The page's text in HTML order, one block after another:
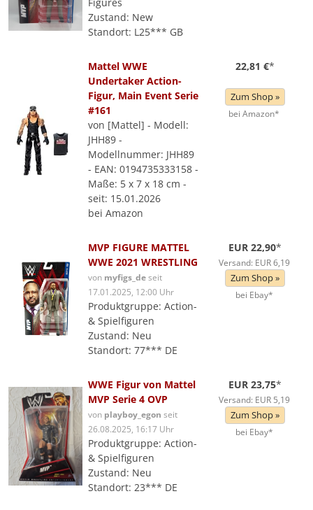
Zustand: New
Standort: L25*** GB
Mattel WWE
Undertaker Action-
Figur, Main Event Serie
#161
von [Mattel] - Modell:
JHH89 -
Modellnummer: JHH89
- EAN: 0194735333158 -
Maße: 5 x 7 x 18 cm -
seit: 15.01.2026
bei Amazon
22,81 €*
Zum Shop »
bei Amazon*
MVP FIGURE MATTEL
WWE 2021 WRESTLING
von myfigs_deseit
17.01.2025, 12:00 Uhr
Produktgruppe: Action-
& Spielfiguren
Zustand: Neu
Standort: 77*** DE
EUR 22,90*
Versand: EUR 6,19
Zum Shop »
bei Ebay*
WWE Figur von Mattel
MVP Serie 4 OVP
von playboy_egon seit
26.08.2025, 16:17 Uhr
Produktgruppe: Action-
& Spielfiguren
Zustand: Neu
Standort: 23*** DE
EUR 23,75*
Versand: EUR 5,19
Zum Shop »
bei Ebay*